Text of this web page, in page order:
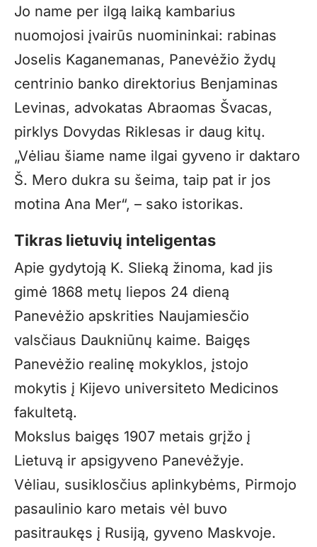
Jo name per ilgą laiką kambarius
nuomojosi įvairūs nuomininkai: rabinas
Joselis Kaganemanas, Panevėžio žydų
centrinio banko direktorius Benjaminas
Levinas, advokatas Abraomas Švacas,
pirklys Dovydas Riklesas ir daug kitų.
„Vėliau šiame name ilgai gyveno ir daktaro
Š. Mero dukra su šeima, taip pat ir jos
motina Ana Mer“, – sako istorikas.
Tikras lietuvių inteligentas
Apie gydytoją K. Slieką žinoma, kad jis
gimė 1868 metų liepos 24 dieną
Panevėžio apskrities Naujamiesčio
valsčiaus Daukniūnų kaime. Baigęs
Panevėžio realinę mokyklos, įstojo
mokytis į Kijevo universiteto Medicinos
fakultetą.
Mokslus baigęs 1907 metais grįžo į
Lietuvą ir apsigyveno Panevėžyje.
Vėliau, susiklosčius aplinkybėms, Pirmojo
pasaulinio karo metais vėl buvo
pasitraukęs į Rusiją, gyveno Maskvoje.